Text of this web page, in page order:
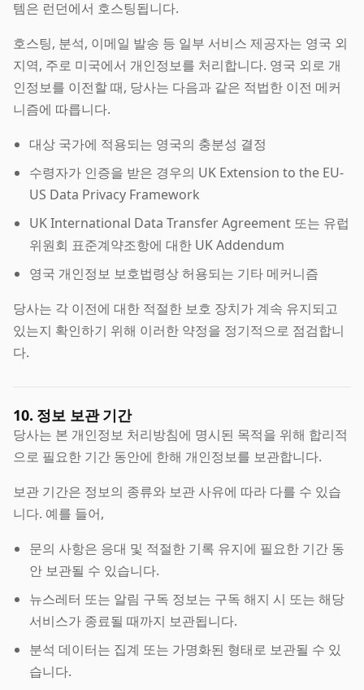
템은 런던에서 호스팅됩니다.
호스팅, 분석, 이메일 발송 등 일부 서비스 제공자는 영국 외
지역, 주로 미국에서 개인정보를 처리합니다. 영국 외로 개
인정보를 이전할 때, 당사는 다음과 같은 적법한 이전 메커
니즘에 따릅니다.
대상 국가에 적용되는 영국의 충분성 결정
수령자가 인증을 받은 경우의 UK Extension to the EU-
US Data Privacy Framework
UK International Data Transfer Agreement 또는 유럽
위원회 표준계약조항에 대한 UK Addendum
영국 개인정보 보호법령상 허용되는 기타 메커니즘
당사는 각 이전에 대한 적절한 보호 장치가 계속 유지되고
있는지 확인하기 위해 이러한 약정을 정기적으로 점검합니
다.
10. 정보 보관 기간
당사는 본 개인정보 처리방침에 명시된 목적을 위해 합리적
으로 필요한 기간 동안에 한해 개인정보를 보관합니다.
보관 기간은 정보의 종류와 보관 사유에 따라 다를 수 있습
니다. 예를 들어,
문의 사항은 응대 및 적절한 기록 유지에 필요한 기간 동
안 보관될 수 있습니다.
뉴스레터 또는 알림 구독 정보는 구독 해지 시 또는 해당
서비스가 종료될 때까지 보관됩니다.
분석 데이터는 집계 또는 가명화된 형태로 보관될 수 있
습니다.